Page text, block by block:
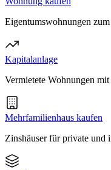
Eigentumswohnungen
Kapitalanlage
Vermietete Wohnungen
Mehrfamilienhaus kaufen
Zinshäuser für private und